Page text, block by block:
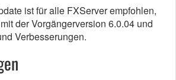
ist für alle FXServer empfohlen,
der Vorgängerversion 6.0.04 und
Verbesserungen.